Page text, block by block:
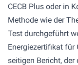
CECB Plus oder in
Methode wie der
Test durchgeführt
Energiezertifikat für
seitigen Bericht, der